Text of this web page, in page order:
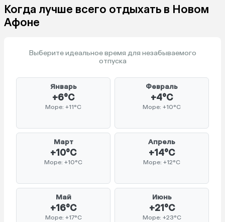
Когда лучше всего отдыхать в Новом
Афоне
Выберите идеальное время для незабываемого
отпуска
Январь
+6°C
Море: +11°C
Февраль
+4°C
Море: +10°C
Март
+10°C
Море: +10°C
Апрель
+14°C
Море: +12°C
Май
+16°C
Море: +17°C
Июнь
+21°C
Море: +23°C